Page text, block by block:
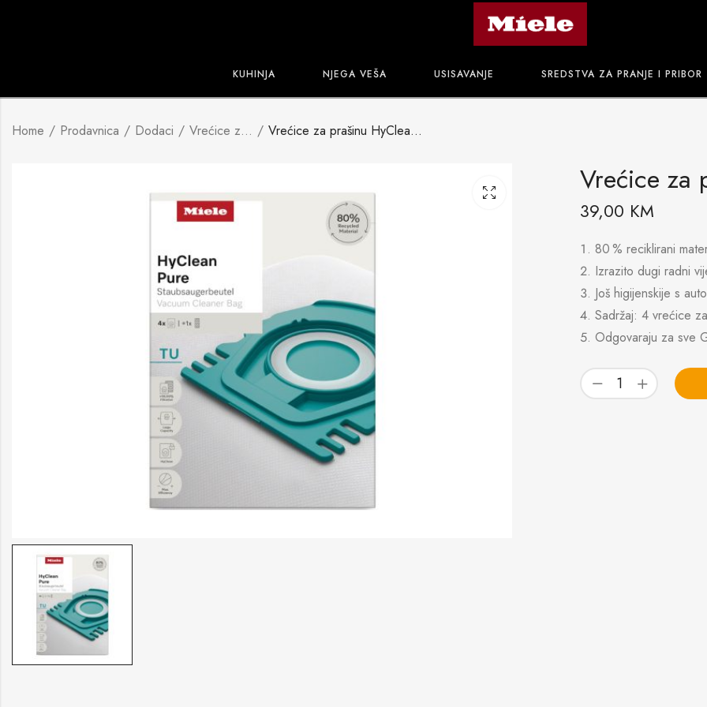
KUHINJA NJEGA VEŠA USISAVANJE SREDSTVA ZA PRANJE I PRIBOR
Home Prodavnica Dodaci Vrećice za prašinu i filteri Vrećice za prašinu HyClean Pure TU
Vrećice za
39,00 KM
80 % reciklirani
Izrazito dugi radni
Još higijenskije s
Sadržaj: 4 vrećice
Odgovaraju za sve